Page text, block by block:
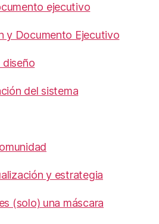
ejecutivo
y Documento Ejecutivo
diseño
del sistema
y estrategia
(solo) una máscara